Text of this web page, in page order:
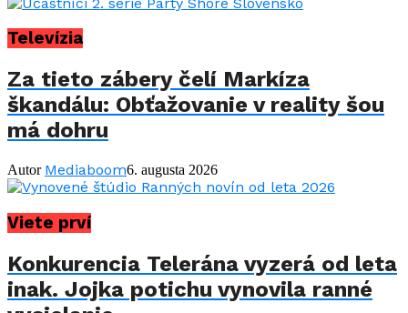
Televízia
Za tieto zábery čelí Markíza
škandálu: Obťažovanie v reality šou
má dohru
Autor Mediaboom6. augusta 2026
Viete prví
Konkurencia Telerána vyzerá od leta
inak. Jojka potichu vynovila ranné